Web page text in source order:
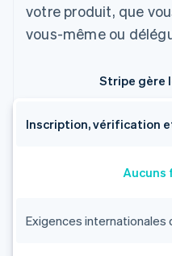
votre produit, que
vous-même ou
Stripe gère
Inscription, vérification
Aucuns
Exigences